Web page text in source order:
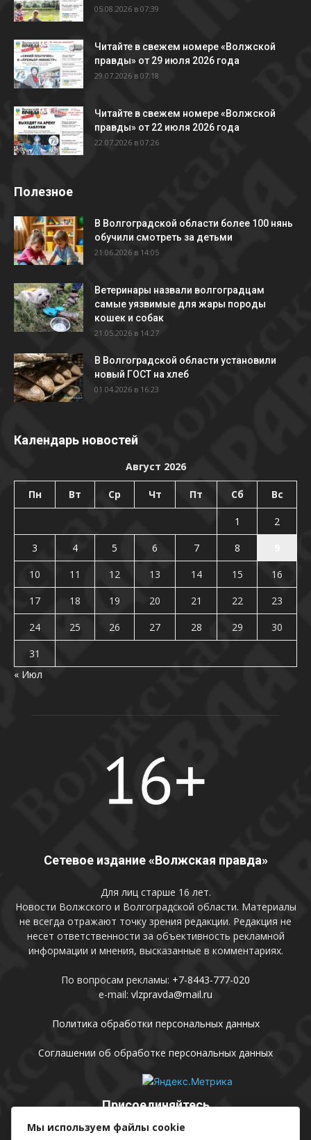
05.08.2026 в 07:39
Читайте в свежем номере «Волжской
правды» от 29 июля 2026 года
29.07.2026 в 07:18
Читайте в свежем номере «Волжской
правды» от 22 июля 2026 года
22.07.2026 в 07:26
Полезное
В Волгоградской области более 100 нянь
обучили смотреть за детьми
21.06.2026 в 14:05
Ветеринары назвали волгоградцам
самые уязвимые для жары породы
кошек и собак
21.05.2026 в 14:27
В Волгоградской области установили
новый ГОСТ на хлеб
01.04.2026 в 16:23
Календарь новостей
Август 2026
Пн Вт Ср Чт Пт Сб Вс
1
2
3
4 5 6 7 8
10
11 12 13 14 15
16
17
18 19 20 21 22
23
24
25 26 27 28 29
30
31
« Июл
Сетевое издание «Волжская правда»
Для лиц старше 16 лет.
Новости Волжского и Волгоградской области. Материалы
не всегда отражают точку зрения редакции. Редакция не
несет ответственности за объективность рекламной
информации и мнения, высказанные в комментариях.
По вопросам рекламы: +7-8443-777-020
e-mail: vlzpravda@mail.ru
Политика обработки персональных данных
Соглашении об обработке персональных данных
Присоединяйтесь
Мы используем файлы cookie